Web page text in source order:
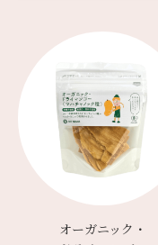
オーガニック・